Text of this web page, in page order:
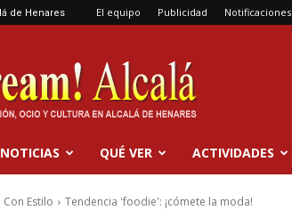
de Henares El equipo Publicidad Notificaciones
NOTICIAS QUÉ VER ACTIVIDADES
Con Estilo Tendencia 'foodie': ¡cómete la moda!